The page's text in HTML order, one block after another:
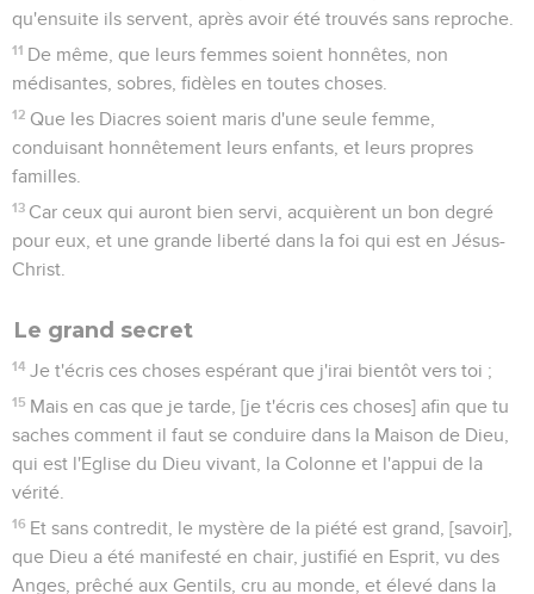
qu'ensuite ils servent, après avoir été trouvés sans reproche.
11 De même, que leurs femmes soient honnêtes, non
médisantes, sobres, fidèles en toutes choses.
12 Que les Diacres soient maris d'une seule femme,
conduisant honnêtement leurs enfants, et leurs propres
familles.
13 Car ceux qui auront bien servi, acquièrent un bon degré
pour eux, et une grande liberté dans la foi qui est en Jésus-
Christ.
Le grand secret
14 Je t'écris ces choses espérant que j'irai bientôt vers toi ;
15 Mais en cas que je tarde, [je t'écris ces choses] afin que tu
saches comment il faut se conduire dans la Maison de Dieu,
qui est l'Eglise du Dieu vivant, la Colonne et l'appui de la
vérité.
16 Et sans contredit, le mystère de la piété est grand, [savoir],
que Dieu a été manifesté en chair, justifié en Esprit, vu des
Anges, prêché aux Gentils, cru au monde, et élevé dans la